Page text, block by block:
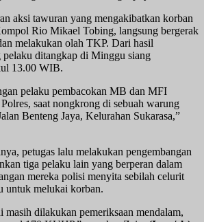
aksi tawuran yang mengakibatkan korban
Rio Mikael Tobing, langsung bergerak
melakukan olah TKP. Dari hasil
pelaku ditangkap di Minggu siang
13.00 WIB.
pelaku pembacokan MB dan MFI
saat nongkrong di sebuah warung
Benteng Jaya, Kelurahan Sukarasa,”
petugas lalu melakukan pengembangan
tiga pelaku lain yang berperan dalam
mereka polisi menyita sebilah celurit
untuk melukai korban.
masih dilakukan pemeriksaan mendalam,